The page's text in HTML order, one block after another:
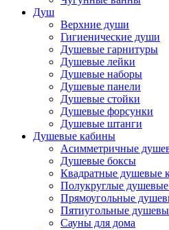
Душ
Верхние души
Гигиенические души
Душевые гарнитуры
Душевые лейки
Душевые наборы
Душевые панели
Душевые стойки
Душевые форсунки
Душевые штанги
Душевые кабины
Асимметричные
Душевые боксы
Квадратные душевые
Полукруглые
Прямоугольные
Пятиугольные
Сауны для дома